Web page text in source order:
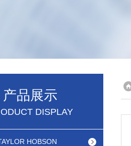
产品展示
DISPLAY
HOBSON